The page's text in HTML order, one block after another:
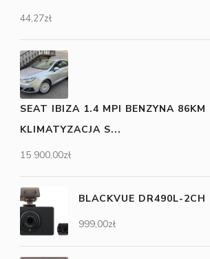
44,27zł
SEAT IBIZA 1.4 MPI BENZYNA 86KM
KLIMATYZACJA S...
15 900,00zł
BLACKVUE DR490L-2CH
999,00zł